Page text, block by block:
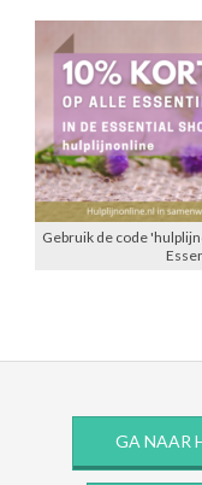
Gebruik de code
GA NAAR